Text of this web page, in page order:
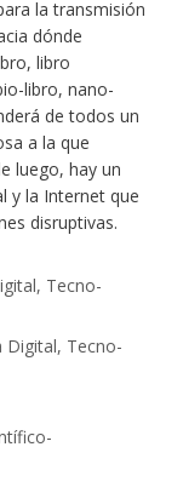
la transmisión
dónde
libro
libro, nano-
de todos un
a la que
luego, hay un
y la Internet que
disruptivas.
, Tecno-
Digital, Tecno-